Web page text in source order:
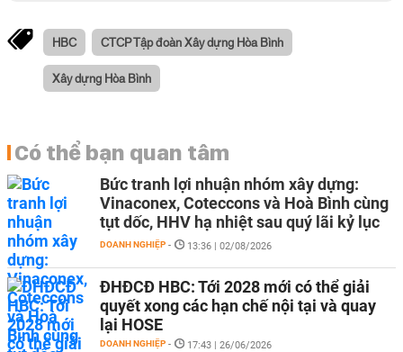
HBC CTCP Tập đoàn Xây dựng Hòa Bình
Xây dựng Hòa Bình
Có thể bạn quan tâm
Bức tranh lợi nhuận nhóm xây dựng:
Vinaconex, Coteccons và Hoà Bình cùng
tụt dốc, HHV hạ nhiệt sau quý lãi kỷ lục
DOANH NGHIỆP - 13:36 | 02/08/2026
ĐHĐCĐ HBC: Tới 2028 mới có thể giải
quyết xong các hạn chế nội tại và quay
lại HOSE
DOANH NGHIỆP - 17:43 | 26/06/2026